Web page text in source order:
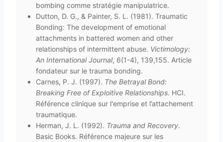
bombing comme stratégie manipulatrice.
Dutton, D. G., & Painter, S. L. (1981). Traumatic
Bonding: The development of emotional
attachments in battered women and other
relationships of intermittent abuse. Victimology:
An International Journal, 6(1-4), 139,155. Article
fondateur sur le trauma bonding.
Carnes, P. J. (1997). The Betrayal Bond:
Breaking Free of Exploitive Relationships. HCI.
Référence clinique sur l'emprise et l’attachement
traumatique.
Herman, J. L. (1992). Trauma and Recovery.
Basic Books. Référence majeure sur les